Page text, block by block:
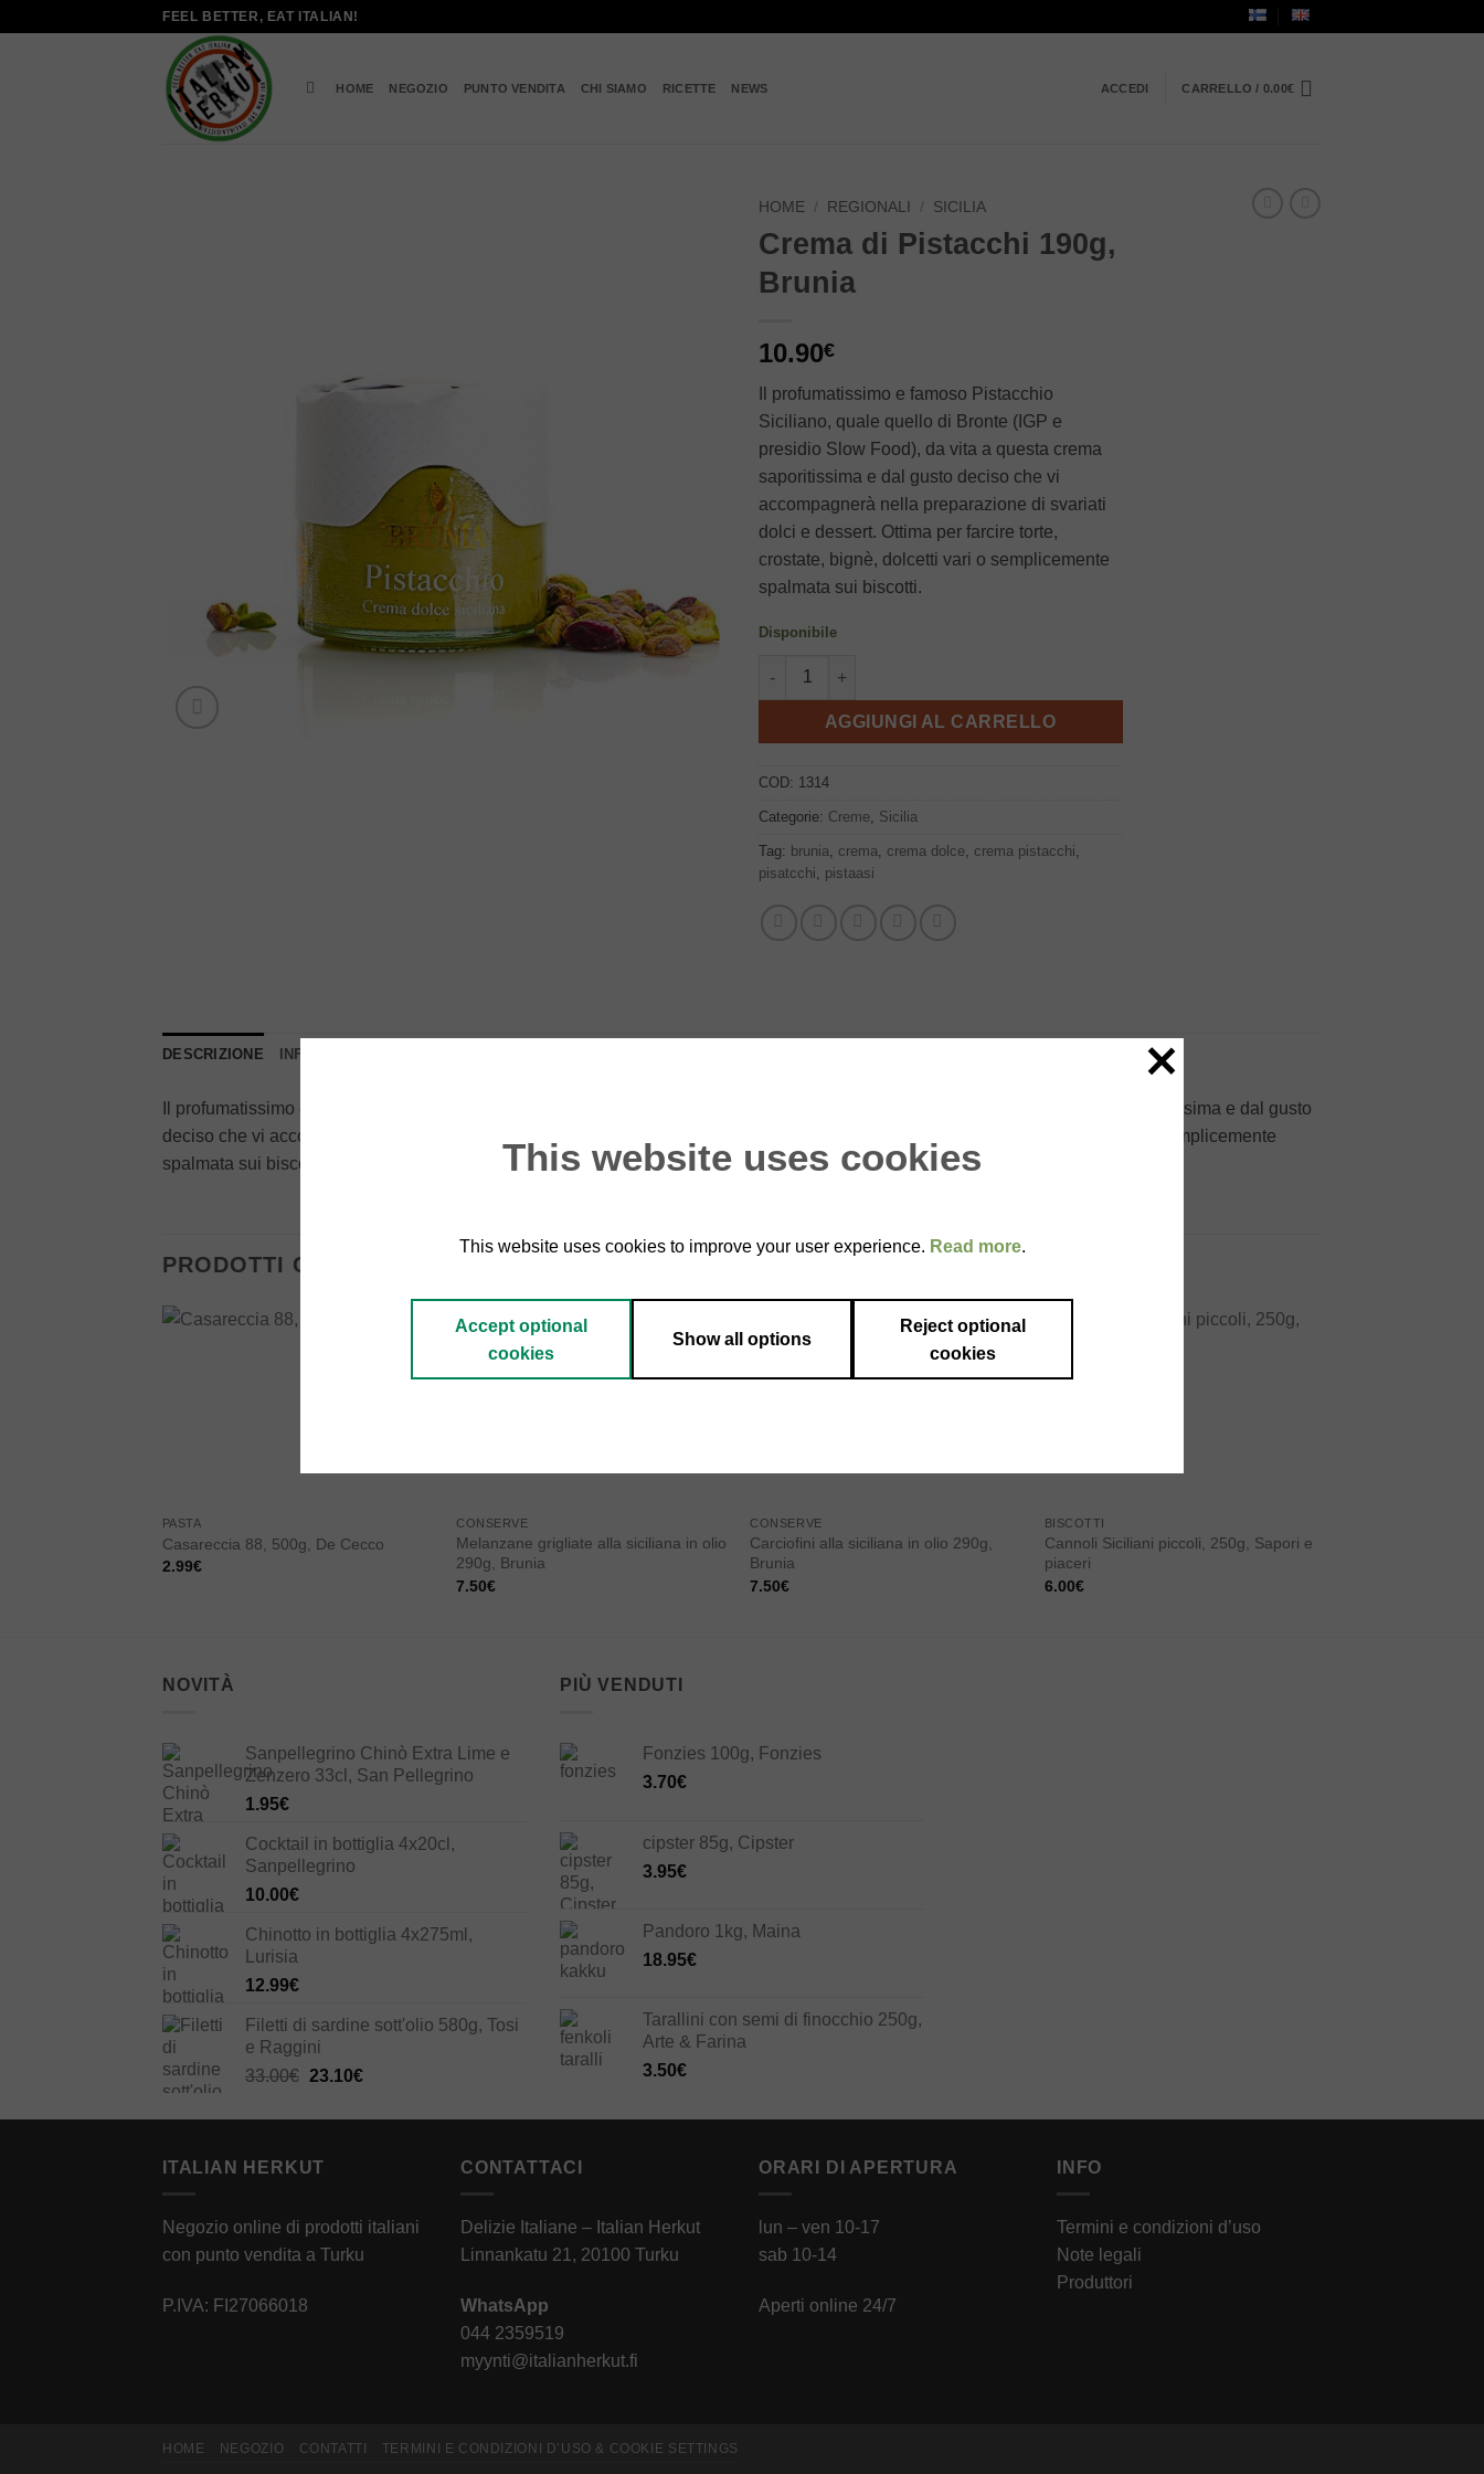
FEEL BETTER, EAT ITALIAN!
HOME NEGOZIO PUNTO VENDITA CHI SIAMO RICETTE NEWS ACCEDI CARRELLO / 0.00€
HOME / REGIONALI / SICILIA
Crema di Pistacchi 190g,
Brunia
10.90€
Il profumatissimo e famoso Pistacchio
Siciliano, quale quello di Bronte (IGP e
presidio Slow Food), da vita a questa crema
saporitissima e dal gusto deciso che vi
accompagnerà nella preparazione di svariati
dolci e dessert. Ottima per farcire torte,
crostate, bignè, dolcetti vari o semplicemente
spalmata sui biscotti.
Disponibile
Crema di Pistacchi 190g, Brunia quantità
AGGIUNGI AL CARRELLO
COD: 1314
Categorie: Creme, Sicilia
Tag: brunia, crema, crema dolce, crema pistacchi,
pisatcchi, pistaasi
DESCRIZIONE INFORMAZIONI AGGIUNTIVE
Il profumatissimo e famoso Pistacchio Siciliano, quale quello di Bronte (IGP e presidio Slow Food), da vita a questa crema saporitissima e dal gusto
deciso che vi accompagnerà nella preparazione di svariati dolci e dessert. Ottima per farcire torte, crostate, bignè, dolcetti vari o semplicemente
spalmata sui biscotti.
PRODOTTI CORRELATI
wishlist
PASTA
Casareccia 88, 500g, De Cecco
2.99€
wishlist
CONSERVE
Melanzane grigliate alla siciliana in olio
290g, Brunia
7.50€
wishlist
CONSERVE
Carciofini alla siciliana in olio 290g,
Brunia
7.50€
BISCOTTI
Cannoli Siciliani piccoli, 250g, Sapori e
piaceri
6.00€
NOVITÀ
Sanpellegrino Chinò Extra Lime e
Zenzero 33cl, San Pellegrino
1.95€
Cocktail in bottiglia 4x20cl,
Sanpellegrino
10.00€
Chinotto in bottiglia 4x275ml,
Lurisia
12.99€
Filetti di sardine sott'olio 580g, Tosi
e Raggini
33.00€ Il
originale
33.00€.
23.10€Il
attuale
PIÙ VENDUTI
Fonzies 100g, Fonzies
3.70€
cipster 85g, Cipster
3.95€
Pandoro 1kg, Maina
18.95€
Tarallini con semi di finocchio 250g,
Arte & Farina
3.50€
ITALIAN HERKUT
Negozio online di prodotti italiani
con punto vendita a Turku
P.IVA: FI27066018
CONTATTACI
Delizie Italiane – Italian Herkut
Linnankatu 21, 20100 Turku
WhatsApp
044 2359519
myynti@italianherkut.fi
ORARI DI APERTURA
lun – ven 10-17
sab 10-14
Aperti online 24/7
INFO
Termini e condizioni d’uso
Note legali
Produttori
HOME NEGOZIO CONTATTI TERMINI E CONDIZIONI D’USO & COOKIE SETTINGS
This website uses cookies
This website uses cookies to improve your user experience. Read more.
Accept optional
cookies
Show all options
Reject optional
cookies